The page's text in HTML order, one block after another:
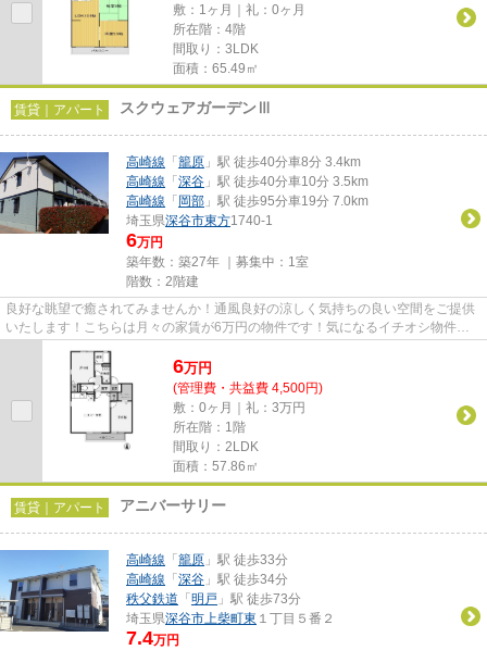
敷：1ヶ月｜礼：0ヶ月
所在階：4階
間取り：3LDK
面積：65.49㎡
賃貸｜アパート スクウェアガーデンⅢ
高崎線 「 籠原 」駅 徒歩40分車8分 3.4km
高崎線 「 深谷 」駅 徒歩40分車10分 3.5km
高崎線 「 岡部 」駅 徒歩95分車19分 7.0km
埼玉県深谷市東方1740-1
6万円
築年数：築27年 ｜募集中： 1室
階数：2階建
良好な眺望で癒されてみませんか！通風良好の涼しく気持ちの良い空間をご提供
いたします！こちらは月々の家賃が6万円の物件です！気になるイチオシ物件情
6万円
(管理費・共益費 4,500円)
敷：0ヶ月｜礼：3万円
所在階：1階
間取り：2LDK
面積：57.86㎡
賃貸｜アパート アニバーサリー
高崎線 「 籠原 」駅 徒歩33分
高崎線 「 深谷 」駅 徒歩34分
秩父鉄道 「 明戸 」駅 徒歩73分
埼玉県深谷市上柴町東 １丁目５番２
7.4万円